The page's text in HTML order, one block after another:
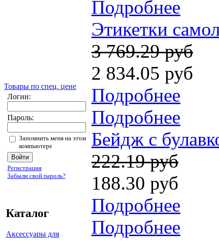
Товары по спец. цене
Логин:
Пароль:
Запомнить меня на этом
компьютере
Регистрация
Забыли свой пароль?
Каталог
Аксессуары для
Подробнее
Этикетки
3 769.29 руб
2 834.05 руб
Подробнее
Подробнее
Бейдж с
222.19 руб
188.30 руб
Подробнее
Подробнее